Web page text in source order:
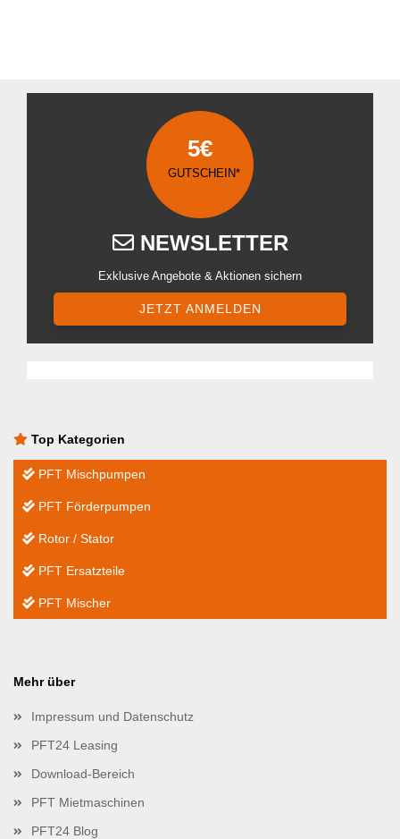
5€
GUTSCHEIN*
NEWSLETTER
Exklusive Angebote & Aktionen sichern
JETZT ANMELDEN
Top Kategorien
PFT Mischpumpen
PFT Förderpumpen
Rotor / Stator
PFT Ersatzteile
PFT Mischer
Mehr über
Impressum und Datenschutz
PFT24 Leasing
Download-Bereich
PFT Mietmaschinen
PFT24 Blog